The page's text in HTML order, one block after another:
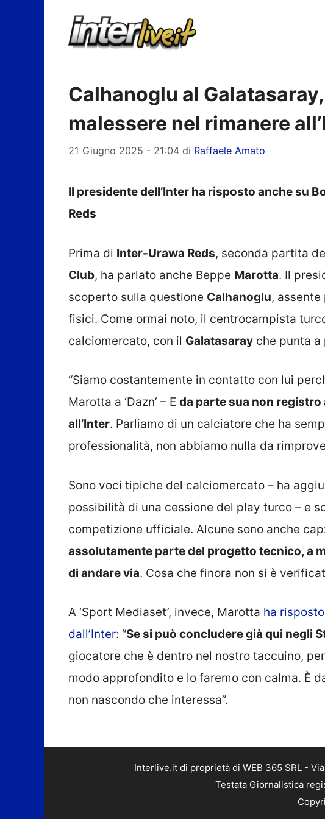
Calhanoglu al
malessere nel rimanere
21 Giugno 2025 - 21:04 di Raffaele Amato
Il presidente dell’Inter ha risposto anche su
Reds
Prima di Inter-Urawa Reds, seconda partita
Club, ha parlato anche Beppe Marotta. Il
scoperto sulla questione Calhanoglu,
fisici. Come ormai noto, il centrocampista
calciomercato, con il Galatasaray che punta
“Siamo costantemente in contatto con lui
Marotta a ‘Dazn’ – E da parte sua non
all’Inter. Parliamo di un calciatore che ha
professionalità, non abbiamo nulla da
Sono voci tipiche del calciomercato – ha
possibilità di una cessione del play turco – e
competizione ufficiale. Alcune sono anche
assolutamente parte del progetto tecnico, a
di andare via. Cosa che finora non si è
A ‘Sport Mediaset’, invece, Marotta ha
dall’Inter: “Se si può concludere già qui negli
giocatore che è dentro nel nostro taccuino,
modo approfondito e lo faremo con calma. È
non nascondo che interessa”.
Interlive.it di proprietà di WEB 365 SRL -
Testata Giornalistica